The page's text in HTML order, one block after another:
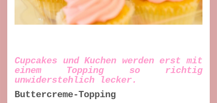
Cupcakes und Kuchen werden erst mit
einem Topping so richtig
unwiderstehlich lecker.
Buttercreme-Topping